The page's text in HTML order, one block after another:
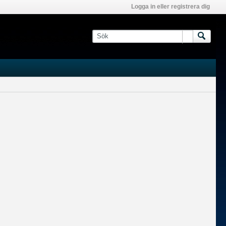
Logga in eller registrera dig